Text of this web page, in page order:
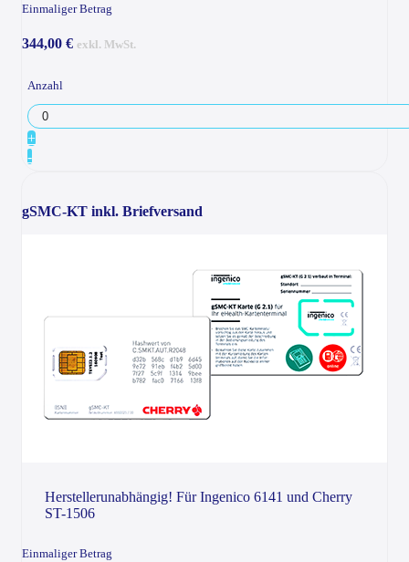
Einmaliger Betrag
344,00 € exkl. MwSt.
Anzahl
+
-
gSMC-KT inkl. Briefversand
Herstellerunabhängig! Für Ingenico 6141 und Cherry
ST-1506
Einmaliger Betrag